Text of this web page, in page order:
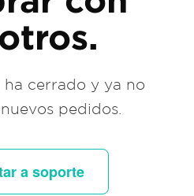
ha cerrado y ya no
pedidos.
a soporte